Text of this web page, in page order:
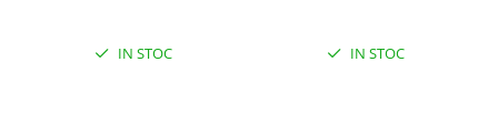
IN STOC IN STOC